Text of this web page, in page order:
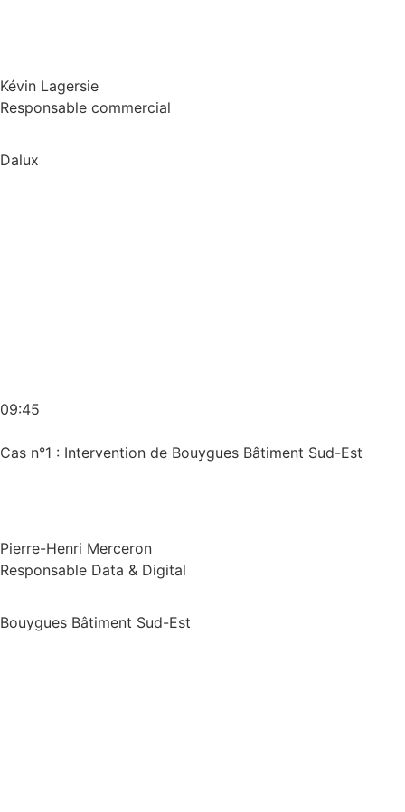
Kévin Lagersie
Responsable commercial
Dalux
09:45
Cas n°1 : Intervention de Bouygues Bâtiment Sud-Est
Pierre-Henri Merceron
Responsable Data & Digital
Bouygues Bâtiment Sud-Est